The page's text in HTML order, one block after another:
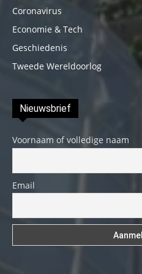
Coronavirus
Economie & Tech
Geschiedenis
Tweede Wereldoorlog
Nieuwsbrief
Voornaam of volledige naam
Email